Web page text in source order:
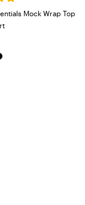
Mock Wrap Top